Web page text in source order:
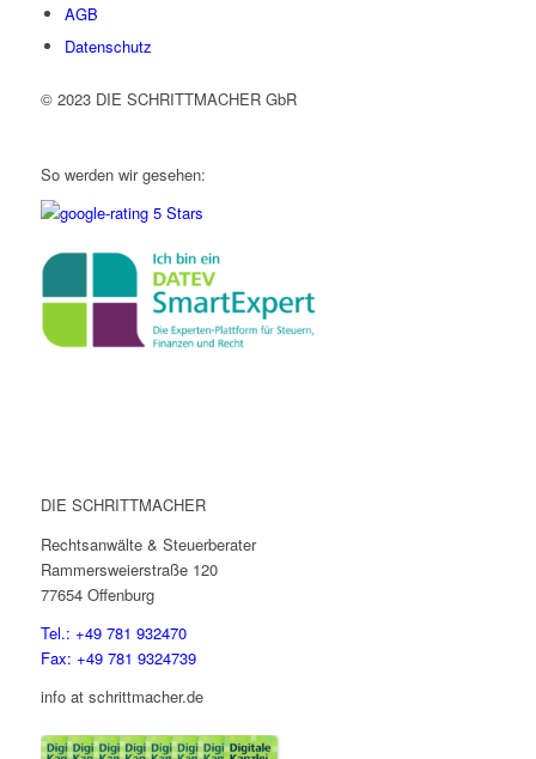
AGB
Datenschutz
© 2023 DIE SCHRITTMACHER GbR
So werden wir gesehen:
DIE SCHRITTMACHER
Rechtsanwälte & Steuerberater
Rammersweierstraße 120
77654 Offenburg
Tel.: +49 781 932470
Fax: +49 781 9324739
info at schrittmacher.de